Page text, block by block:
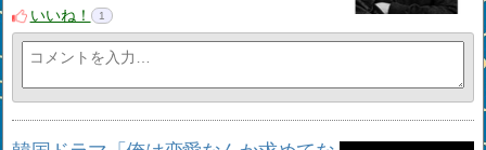
いいね！
1